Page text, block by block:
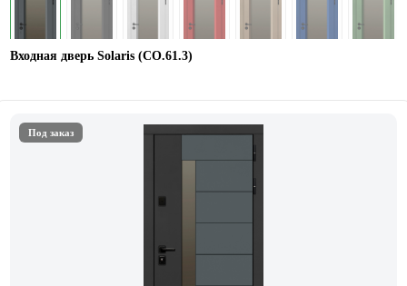
Входная дверь Solaris (СО.61.3)
Под заказ